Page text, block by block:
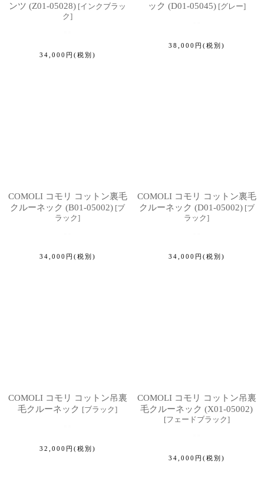
ンツ (Z01-05028) [インクブラッ
ク]
34,000 円 (税別)
ック (D01-05045) [グレー]
38,000 円 (税別)
COMOLI コモリ コットン裏毛
クルーネック (B01-05002) [ブ
ラック]
34,000 円 (税別)
COMOLI コモリ コットン裏毛
クルーネック (D01-05002) [ブ
ラック]
34,000 円 (税別)
COMOLI コモリ コットン吊裏
毛クルーネック [ブラック]
32,000 円 (税別)
COMOLI コモリ コットン吊裏
毛クルーネック (X01-05002)
[フェードブラック]
34,000 円 (税別)